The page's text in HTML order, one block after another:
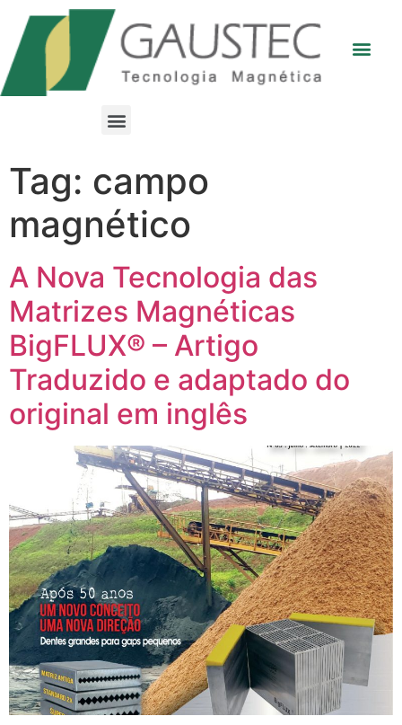
Tag: campo
magnético
A Nova Tecnologia das
Matrizes Magnéticas
BigFLUX® – Artigo
Traduzido e adaptado do
original em inglês